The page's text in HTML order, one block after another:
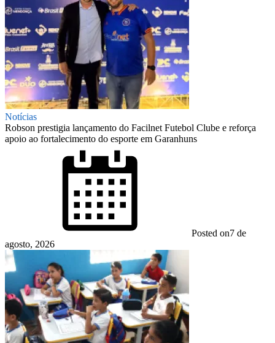
Notícias
Robson prestigia lançamento do Facilnet Futebol Clube e reforça
apoio ao fortalecimento do esporte em Garanhuns
Posted on7 de
agosto, 2026